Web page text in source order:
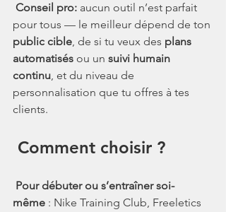
Conseil pro: aucun outil n’est parfait
pour tous — le meilleur dépend de ton
public cible, de si tu veux des plans
automatisés ou un suivi humain
continu, et du niveau de
personnalisation que tu offres à tes
clients.
Comment choisir ?
Pour débuter ou s’entraîner soi-
même : Nike Training Club, Freeletics